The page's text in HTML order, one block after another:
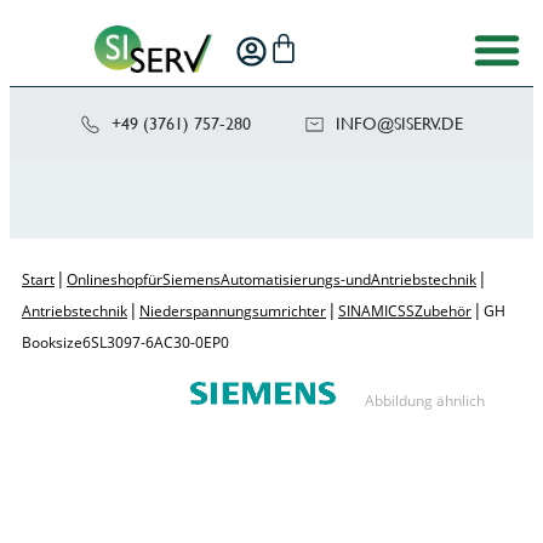
+49 (3761) 757-280 ED.VRE
SIS@OF
NI
Start | Onlineshop für Siemens Automatisierungs- und Antriebstechnik |
Antriebstechnik | Niederspannungsumrichter | SINAMICS S Zubehör | GH
Booksize 6SL3097-6AC30-0EP0
Abbildung ähnlich